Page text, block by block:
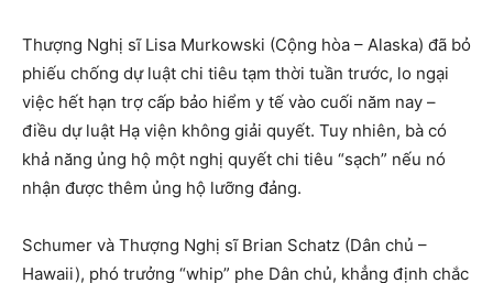
Thượng Nghị sĩ Lisa Murkowski (Cộng hòa – Alaska) đã bỏ
phiếu chống dự luật chi tiêu tạm thời tuần trước, lo ngại
việc hết hạn trợ cấp bảo hiểm y tế vào cuối năm nay –
điều dự luật Hạ viện không giải quyết. Tuy nhiên, bà có
khả năng ủng hộ một nghị quyết chi tiêu “sạch” nếu nó
nhận được thêm ủng hộ lưỡng đảng.
Schumer và Thượng Nghị sĩ Brian Schatz (Dân chủ –
Hawaii), phó trưởng “whip” phe Dân chủ, khẳng định chắc